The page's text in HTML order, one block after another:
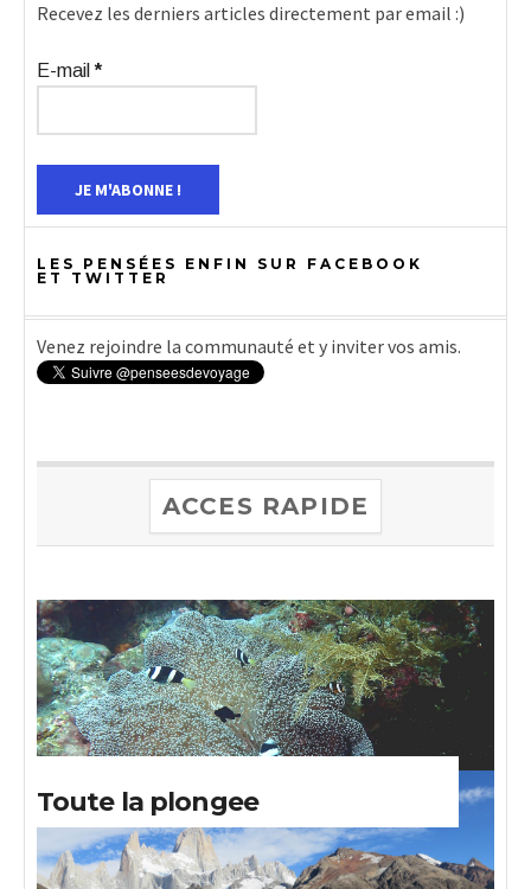
Recevez les derniers articles directement par email :)
E-mail*
LES PENSÉES ENFIN SUR FACEBOOK
ET TWITTER
Venez rejoindre la communauté et y inviter vos amis.
ACCES RAPIDE
Toute la plongee